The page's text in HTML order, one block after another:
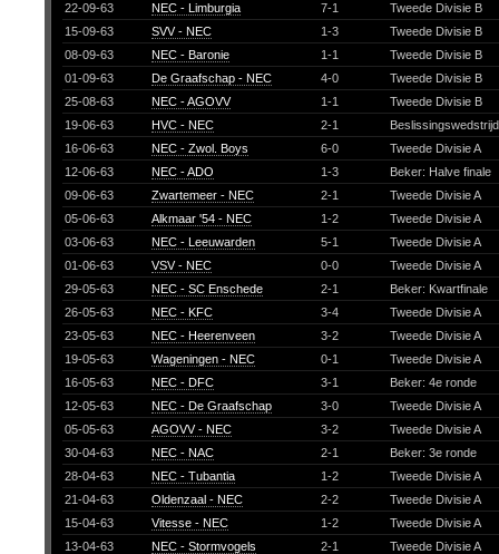
22-09-63
NEC - Limburgia 7-1
Tweede Divisie B
15-09-63
SVV - NEC 1-3
Tweede Divisie B
08-09-63
NEC - Baronie 1-1
Tweede Divisie B
01-09-63
De Graafschap - NEC 4-0
Tweede Divisie B
25-08-63
NEC - AGOVV 1-1
Tweede Divisie B
19-06-63
HVC - NEC 2-1
16-06-63
NEC - Zwol. Boys 6-0
Tweede Divisie A
12-06-63
NEC - ADO 1-3
Beker: Halve finale
09-06-63
Zwartemeer - NEC 2-1
Tweede Divisie A
05-06-63
Alkmaar '54 - NEC 1-2
Tweede Divisie A
03-06-63
NEC - Leeuwarden 5-1
Tweede Divisie A
01-06-63
VSV - NEC 0-0
Tweede Divisie A
29-05-63
NEC - SC Enschede 2-1
Beker: Kwartfinale
26-05-63
NEC - KFC 3-4
Tweede Divisie A
23-05-63
NEC - Heerenveen 3-2
Tweede Divisie A
19-05-63
Wageningen - NEC 0-1
Tweede Divisie A
16-05-63
NEC - DFC 3-1
Beker: 4e ronde
12-05-63
NEC - De Graafschap 3-0
Tweede Divisie A
05-05-63
AGOVV - NEC 3-2
Tweede Divisie A
30-04-63
NEC - NAC 2-1
Beker: 3e ronde
28-04-63
NEC - Tubantia 1-2
Tweede Divisie A
21-04-63
Oldenzaal - NEC 2-2
Tweede Divisie A
15-04-63
Vitesse - NEC 1-2
Tweede Divisie A
13-04-63
NEC - Stormvogels 2-1
Tweede Divisie A